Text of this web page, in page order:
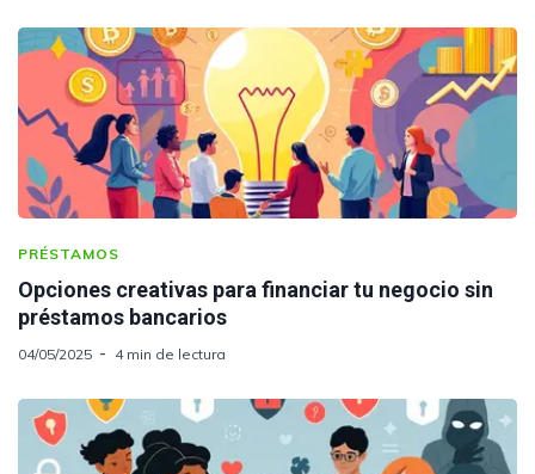
PRÉSTAMOS
Opciones creativas para financiar tu negocio sin
préstamos bancarios
04/05/2025 4 min de lectura